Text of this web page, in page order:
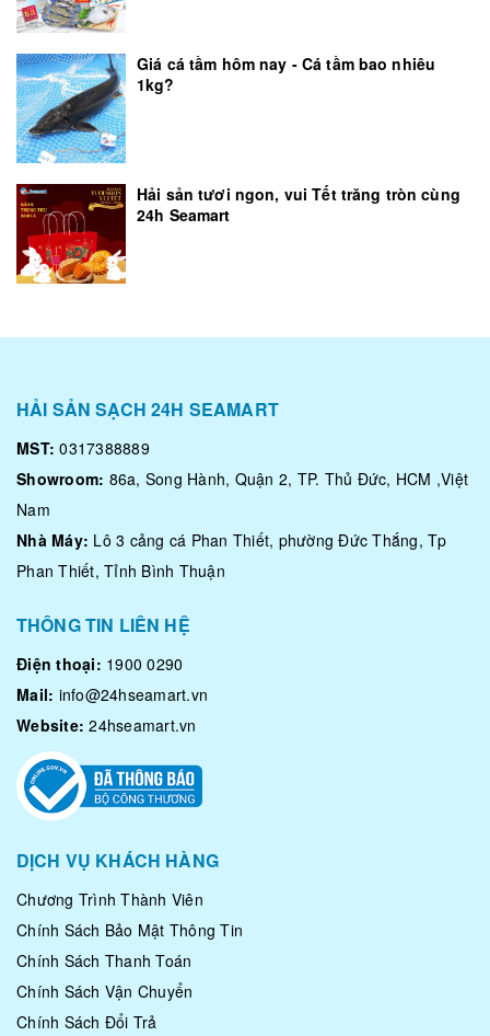
Giá cá tầm hôm nay - Cá tầm bao nhiêu
1kg?
Hải sản tươi ngon, vui Tết trăng tròn cùng
24h Seamart
HẢI SẢN SẠCH 24H SEAMART
MST: 0317388889
Showroom: 86a, Song Hành, Quận 2, TP. Thủ Đức, HCM ,Việt
Nam
Nhà Máy: Lô 3 cảng cá Phan Thiết, phường Đức Thắng, Tp
Phan Thiết, Tỉnh Bình Thuận
THÔNG TIN LIÊN HỆ
Điện thoại: 1900 0290
Mail: info@24hseamart.vn
Website: 24hseamart.vn
DỊCH VỤ KHÁCH HÀNG
Chương Trình Thành Viên
Chính Sách Bảo Mật Thông Tin
Chính Sách Thanh Toán
Chính Sách Vận Chuyển
Chính Sách Đổi Trả